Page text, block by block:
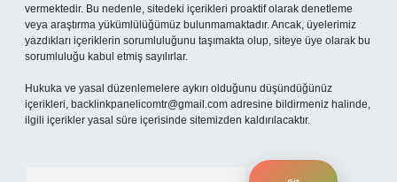
vermektedir. Bu nedenle, sitedeki içerikleri proaktif olarak denetleme
veya araştırma yükümlülüğümüz bulunmamaktadır. Ancak, üyelerimiz
yazdıkları içeriklerin sorumluluğunu taşımakta olup, siteye üye olarak bu
sorumluluğu kabul etmiş sayılırlar.
Hukuka ve yasal düzenlemelere aykırı olduğunu düşündüğünüz
içerikleri, backlinkpanelicomtr@gmail.com adresine bildirmeniz halinde,
ilgili içerikler yasal süre içerisinde sitemizden kaldırılacaktır.